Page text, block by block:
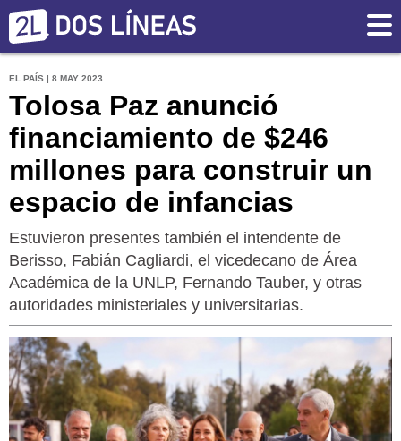
EL PAÍS | 8 MAY 2023
Tolosa Paz anunció
financiamiento de $246
millones para construir un
espacio de infancias
Estuvieron presentes también el intendente de
Berisso, Fabián Cagliardi, el vicedecano de Área
Académica de la UNLP, Fernando Tauber, y otras
autoridades ministeriales y universitarias.